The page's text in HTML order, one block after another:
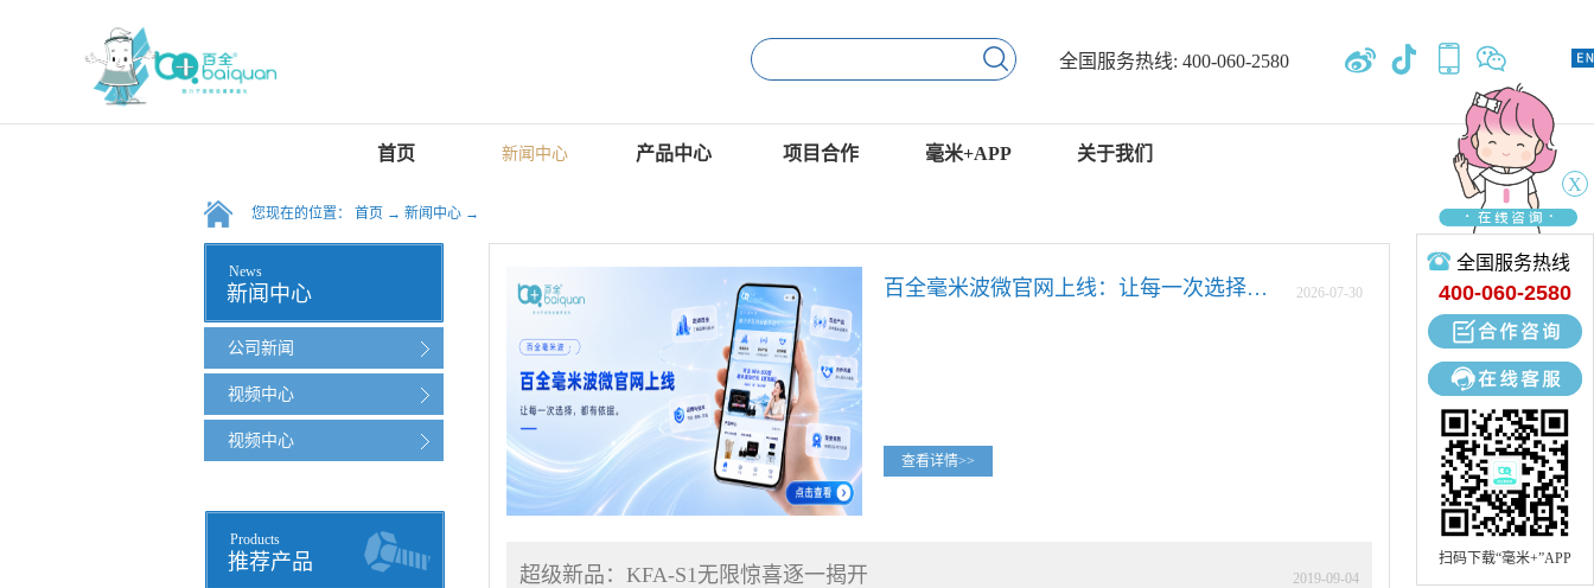
全国服务热线: 400-060-2580
首页 新闻中心 产品中心 项目合作 毫米+APP 关于我们
新闻中心
您现在的位置： 首页 → 新闻中心 →
新闻中心
News
公司新闻
视频中心
视频中心
推荐产品
Products
百全毫米波微官网上线：让每一次选择，都有依据 2026-07-30
查看详情>>
超级新品：KFA-S1无限惊喜逐一揭开 2019-09-04
X
全国服务热线
400-060-2580
扫码下载“毫米+”APP